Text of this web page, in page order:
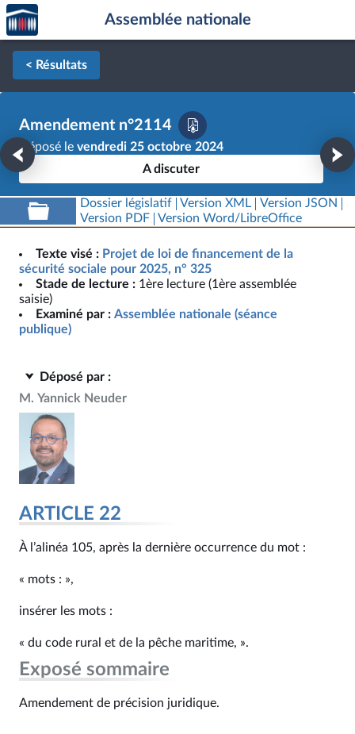
Aller au contenu
Aller en bas de la page
Accèder
à la
page
d'accueil
Assemblée nationale
< Résultats
Amendement n°2114
Déposé le vendredi 25 octobre 2024
A discuter
Dossier législatif Version XML
Version JSON
Version PDF
Version Word/LibreOffice
Texte visé : Projet de loi de financement de la
sécurité sociale pour 2025, n° 325
Stade de lecture : 1ère lecture (1ère assemblée
saisie)
Examiné par : Assemblée nationale (séance
publique)
Déposé par :
M. Yannick Neuder
ARTICLE 22
À l’alinéa 105, après la dernière occurrence du mot :
« mots : »,
insérer les mots :
« du code rural et de la pêche maritime, ».
Exposé sommaire
Amendement de précision juridique.